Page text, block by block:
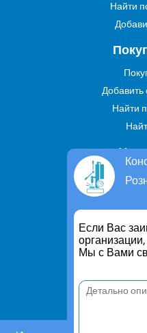
Если Вас
Мы с Вами
Найти
Добавить
Найти
Политика